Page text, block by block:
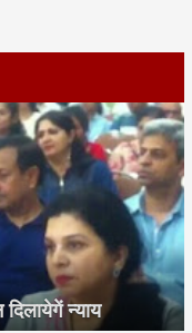
न्याय